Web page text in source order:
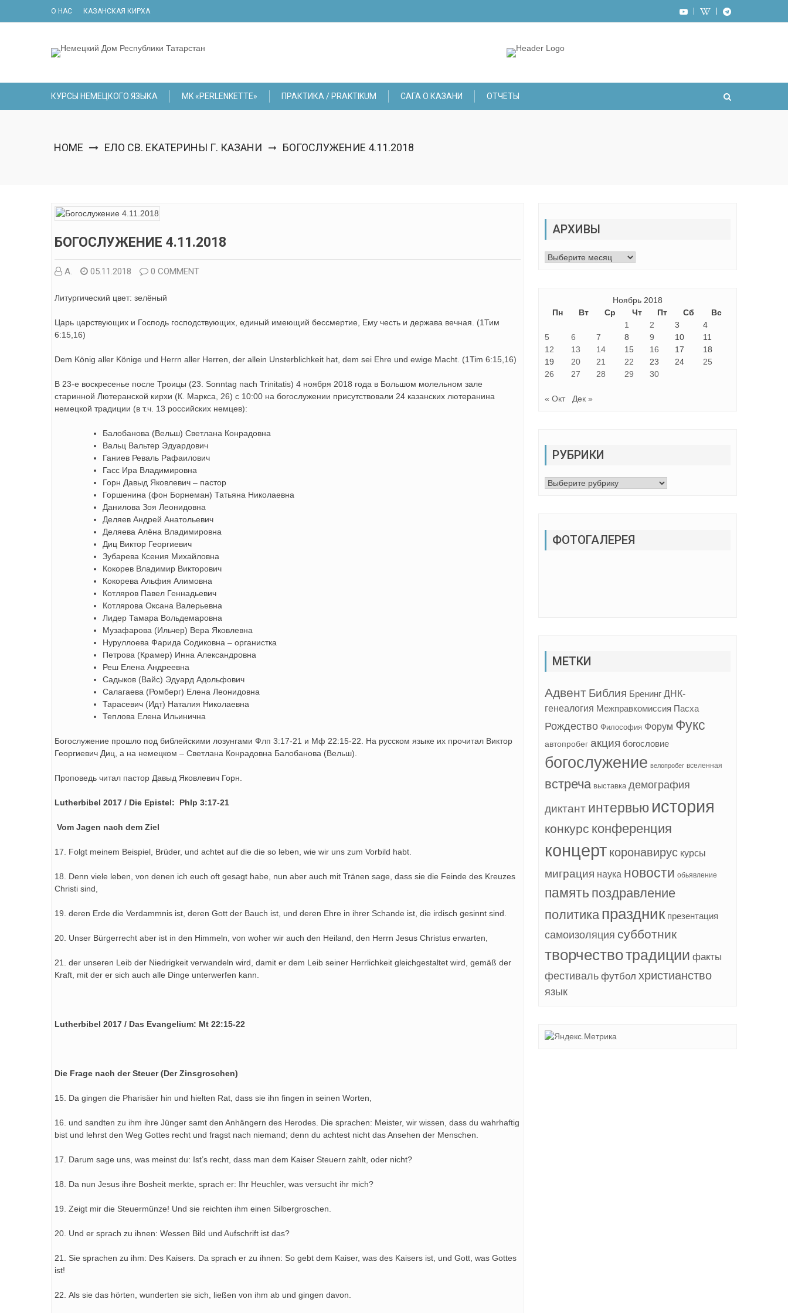
О НАС КАЗАНСКАЯ КИРХА
КУРСЫ НЕМЕЦКОГО ЯЗЫКА МK «PERLENKETTE» ПРАКТИКА / PRAKTIKUM САГА О КАЗАНИ ОТЧЕТЫ
HOME ЕЛО СВ. ЕКАТЕРИНЫ Г. КАЗАНИ ➞ БОГОСЛУЖЕНИЕ 4.11.2018
БОГОСЛУЖЕНИЕ 4.11.2018
А. 05.11.2018 0 COMMENT
Литургический цвет: зелёный
Царь царствующих и Господь господствующих, единый имеющий бессмертие, Ему честь и держава вечная. (1Тим
6:15,16)
Dem König aller Könige und Herrn aller Herren, der allein Unsterblichkeit hat, dem sei Ehre und ewige Macht. (1Tim 6:15,16)
В 23-е воскресенье после Троицы (23. Sonntag nach Trinitatis) 4 ноября 2018 года в Большом молельном зале
старинной Лютеранской кирхи (К. Маркса, 26) с 10:00 на богослужении присутствовали 24 казанских лютеранина
немецкой традиции (в т.ч. 13 российских немцев):
Балобанова (Вельш) Светлана Конрадовна
Вальц Вальтер Эдуардович
Ганиев Реваль Рафаилович
Гасс Ира Владимировна
Горн Давыд Яковлевич – пастор
Горшенина (фон Борнеман) Татьяна Николаевна
Данилова Зоя Леонидовна
Деляев Андрей Анатольевич
Деляева Алёна Владимировна
Диц Виктор Георгиевич
Зубарева Ксения Михайловна
Кокорев Владимир Викторович
Кокорева Альфия Алимовна
Котляров Павел Геннадьевич
Котлярова Оксана Валерьевна
Лидер Тамара Вольдемаровна
Музафарова (Ильчер) Вера Яковлевна
Нуруллоева Фарида Содиковна – органистка
Петрова (Крамер) Инна Александровна
Реш Елена Андреевна
Садыков (Вайс) Эдуард Адольфович
Салагаева (Ромберг) Елена Леонидовна
Тарасевич (Идт) Наталия Николаевна
Теплова Елена Ильинична
Богослужение прошло под библейскими лозунгами Флп 3:17-21 и Мф 22:15-22. На русском языке их прочитал Виктор
Георгиевич Диц, а на немецком – Светлана Конрадовна Балобанова (Вельш).
Проповедь читал пастор Давыд Яковлевич Горн.
Lutherbibel 2017 / Die Epistel: Phlp 3:17-21
Vom Jagen nach dem Ziel
17. Folgt meinem Beispiel, Brüder, und achtet auf die die so leben, wie wir uns zum Vorbild habt.
18. Denn viele leben, von denen ich euch oft gesagt habe, nun aber auch mit Tränen sage, dass sie die Feinde des Kreuzes
Christi sind,
19. deren Erde die Verdammnis ist, deren Gott der Bauch ist, und deren Ehre in ihrer Schande ist, die irdisch gesinnt sind.
20. Unser Bürgerrecht aber ist in den Himmeln, von woher wir auch den Heiland, den Herrn Jesus Christus erwarten,
21. der unseren Leib der Niedrigkeit verwandeln wird, damit er dem Leib seiner Herrlichkeit gleichgestaltet wird, gemäß der
Kraft, mit der er sich auch alle Dinge unterwerfen kann.
Lutherbibel 2017 / Das Evangelium: Mt 22:15-22
Die Frage nach der Steuer (Der Zinsgroschen)
15. Da gingen die Pharisäer hin und hielten Rat, dass sie ihn fingen in seinen Worten,
16. und sandten zu ihm ihre Jünger samt den Anhängern des Herodes. Die sprachen: Meister, wir wissen, dass du wahrhaftig
bist und lehrst den Weg Gottes recht und fragst nach niemand; denn du achtest nicht das Ansehen der Menschen.
17. Darum sage uns, was meinst du: Ist’s recht, dass man dem Kaiser Steuern zahlt, oder nicht?
18. Da nun Jesus ihre Bosheit merkte, sprach er: Ihr Heuchler, was versucht ihr mich?
19. Zeigt mir die Steuermünze! Und sie reichten ihm einen Silbergroschen.
20. Und er sprach zu ihnen: Wessen Bild und Aufschrift ist das?
21. Sie sprachen zu ihm: Des Kaisers. Da sprach er zu ihnen: So gebt dem Kaiser, was des Kaisers ist, und Gott, was Gottes
ist!
22. Als sie das hörten, wunderten sie sich, ließen von ihm ab und gingen davon.
АРХИВЫ
Архивы
Ноябрь 2018
Пн
Вт Ср Чт Пт Сб
Вс
1
2 3
4
5
6 7 8 9 10
11
12
13 14 15 16 17
18
19
20 21 22 23 24
25
26
27 28 29 30
« Окт Дек »
РУБРИКИ
Рубрики
ФОТОГАЛЕРЕЯ
МЕТКИ
Адвент Библия Бренинг ДНК-
генеалогия Межправкомиссия Пасха
Рождество Философия Форум Фукс
автопробег акция богословие
богослужение велопробег вселенная
встреча выставка демография
диктант интервью история
конкурс конференция
концерт коронавирус курсы
миграция наука новости обьявление
память поздравление
политика праздник презентация
самоизоляция субботник
творчествотрадиции факты
фестиваль футбол христианство
язык